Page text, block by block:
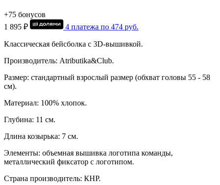
+75 бонусов
1 895 ₽
4 платежа по 474 руб.
Классическая бейсболка c 3D-вышивкой.
Производитель: Atributika&Club.
Размер: стандартный взрослый размер (обхват головы 55 - 58
см).
Материал: 100% хлопок.
Глубина: 11 см.
Длина козырька: 7 см.
Элементы: объемная вышивка логотипа команды,
металлический фиксатор с логотипом.
Страна производитель: КНР.